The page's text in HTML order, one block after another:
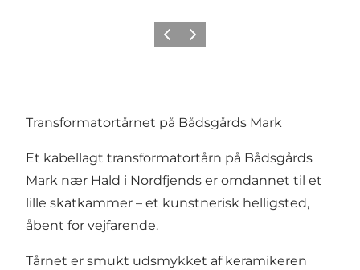
Forrige billede
Næste billede
Transformatortårnet på Bådsgårds Mark
Et kabellagt transformatortårn på Bådsgårds
Mark nær Hald i Nordfjends er omdannet til et
lille skatkammer – et kunstnerisk helligsted,
åbent for vejfarende.
Tårnet er smukt udsmykket af keramikeren